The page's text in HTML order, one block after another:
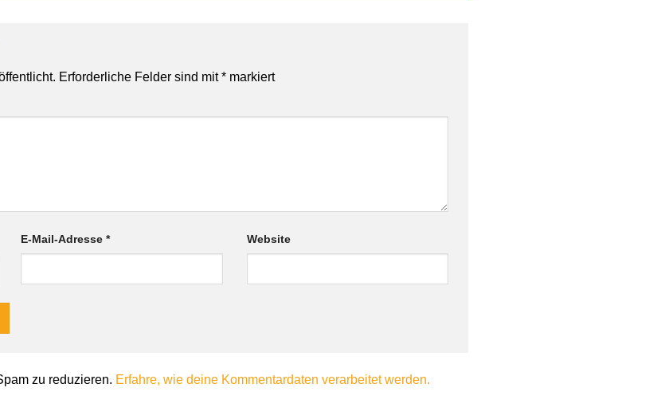
Erforderliche Felder sind mit* markiert
E-Mail-Adresse* Website
zu reduzieren. Erfahre, wie deine Kommentardaten verarbeitet werden.